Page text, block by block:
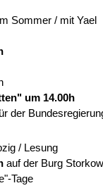
Sommer / mit Yael
um 14.00h
/ Lesung
auf der Burg Storkow
Tage